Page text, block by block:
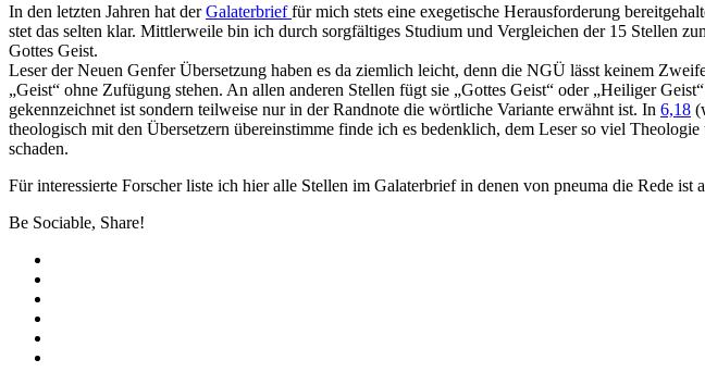
In den letzten Jahren hat derGalaterbrieffür mich stets eine exegetische Herausforderung
stet das selten klar. Mittlerweile bin ich durch sorgfältiges Studium und Vergleichen der 15 Stellen
Gottes Geist.
Leser der Neuen Genfer Übersetzung haben es da ziemlich leicht, denn die NGÜ lässt keinem
„Geist“ ohne Zufügung stehen. An allen anderen Stellen fügt sie „Gottes Geist“ oder „Heiliger
gekennzeichnet ist sondern teilweise nur in der Randnote die wörtliche Variante erwähnt ist. In 6,18
theologisch mit den Übersetzern übereinstimme finde ich es bedenklich, dem Leser so viel
schaden.
Für interessierte Forscher liste ich hier alle Stellen im Galaterbrief in denen von pneuma die Rede ist
Be Sociable, Share!